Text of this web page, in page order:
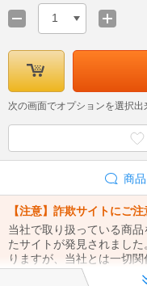
1
次の画面でオプションを選択出
商
【注意】詐欺サイトにご
当社で取り扱っている商
たサイトが発見されまし
りますが、当社とは一切
いいたします。